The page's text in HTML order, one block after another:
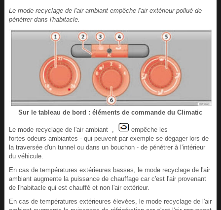
Le mode recyclage de l'air ambiant empêche l'air extérieur pollué de
pénétrer dans l'habitacle.
Sur le tableau de bord : éléments de commande du Climatic
Le mode recyclage de l'air ambiant ,
empêche les
fortes odeurs ambiantes - qui peuvent par exemple se dégager lors de
la traversée d'un tunnel ou dans un bouchon - de pénétrer à l'intérieur
du véhicule.
En cas de températures extérieures basses, le mode recyclage de l'air
ambiant augmente la puissance de chauffage car c'est l'air provenant
de l'habitacle qui est chauffé et non l'air extérieur.
En cas de températures extérieures élevées, le mode recyclage de l'air